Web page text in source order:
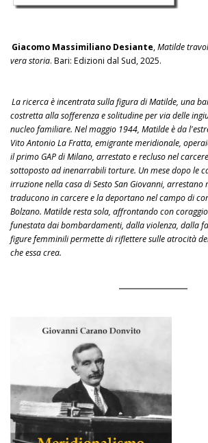
Giacomo Massimiliano Desiante,Matilde
vera storia. Bari: Edizioni dal Sud, 2025.
La ricerca è incentrata sulla figura di Matilde, una
costretta alla sofferenza e solitudine per via delle
nucleo familiare. Nel maggio 1944, Matilde è da
Vito Antonio La Fratta, emigrante meridionale,
il primo GAP di Milano, arrestato e recluso nel
sottoposto ad inenarrabili torture. Un mese dopo le
irruzione nella casa di Sesto San Giovanni,
traducono in carcere e la deportano nel campo di
Bolzano. Matilde resta sola, affrontando con
funestata dai bombardamenti, dalla violenza, dalla
figure femminili permette di riflettere sulle atrocità
che essa crea.